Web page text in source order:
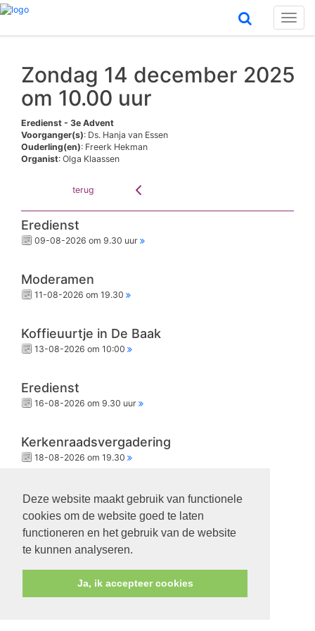
Deze website maakt gebruik van functionele
cookies om de website goed te laten
functioneren en het gebruik van de website
te kunnen analyseren.
Ja, ik accepteer cookies
Zondag 14 december 2025
om 10.00 uur
Eredienst - 3e Advent
Voorganger(s): Ds. Hanja van Essen
Ouderling(en): Freerk Hekman
Organist: Olga Klaassen
terug
Eredienst
09-08-2026 om 9.30 uur
Moderamen
11-08-2026 om 19.30
Koffieuurtje in De Baak
13-08-2026 om 10:00
Eredienst
16-08-2026 om 9.30 uur
Kerkenraadsvergadering
18-08-2026 om 19.30
Eredienst
23-08-2026 om 9.30 uur